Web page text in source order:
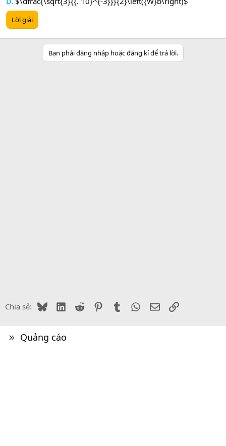
Lời giải
Bạn phải đăng nhập hoặc đăng kí để trả lời.
Chia sẻ: BlueskyLinkedIn
Reddit PinterestTumblr WhatsApp
EmailLink
Quảng cáo